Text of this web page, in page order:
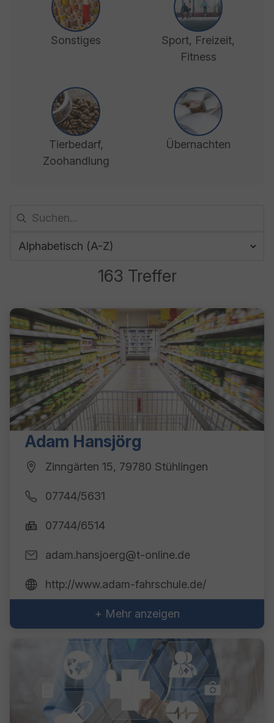
Sonstiges
Sport, Freizeit,
Fitness
Tierbedarf,
Zoohandlung
Übernachten
163 Treffer
163 Ergebnisse gefunden
Adam Hansjörg
Zinngärten 15, 79780 Stühlingen
07744/5631
07744/6514
adam.hansjoerg@t-online.de
http://www.adam-fahrschule.de/
+ Mehr anzeigen